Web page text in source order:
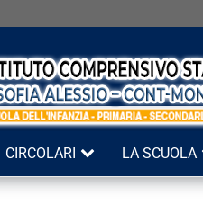
CIRCOLARI LA SCUOLA